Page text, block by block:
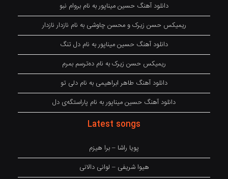
دانلود آهنگ حسین میناپور به نام بروام نبو
ریمیکس حسن زیرک و محسن چاوشی به نام نازدار نازدار
دانلود آهنگ حسین میناپور به نام دل تنگ
ریمیکس حسن زیرک به نام دەترسم بمرم
دانلود آهنگ طاهر ابراهیمی به نام دلی تو
دانلود آهنگ حسین میناپور به نام پاراستگەی دل
Latest songs
پویا راشا – برا هیزم
هیوا شریفی – لوانی دالانی